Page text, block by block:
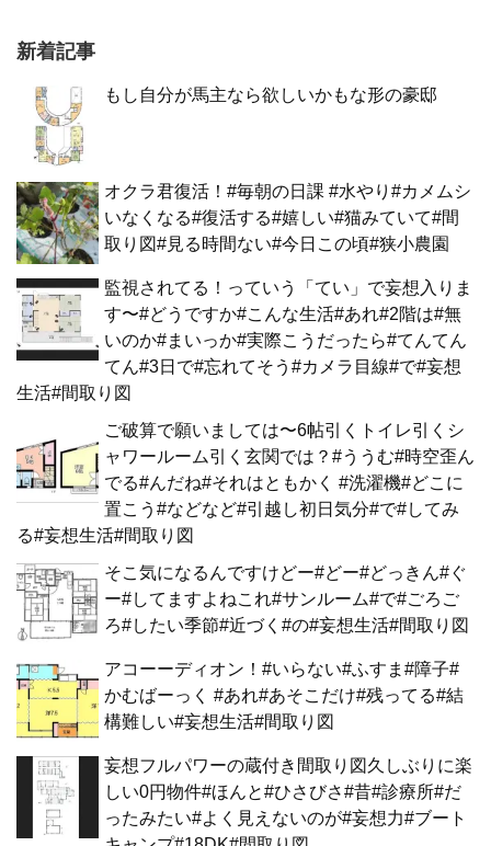
新着記事
もし自分が馬主なら欲しいかもな形の豪邸
オクラ君復活！#毎朝の日課 #水やり#カメムシ
いなくなる#復活する#嬉しい#猫みていて#間
取り図#見る時間ない#今日この頃#狭小農園
監視されてる！っていう「てい」で妄想入りま
す〜#どうですか#こんな生活#あれ#2階は#無
いのか#まいっか#実際こうだったら#てんてん
てん#3日で#忘れてそう#カメラ目線#で#妄想
生活#間取り図
ご破算で願いましては〜6帖引くトイレ引くシ
ャワールーム引く玄関では？#ううむ#時空歪ん
でる#んだね#それはともかく #洗濯機#どこに
置こう#などなど#引越し初日気分#で#してみ
る#妄想生活#間取り図
そこ気になるんですけどー#どー#どっきん#ぐ
ー#してますよねこれ#サンルーム#で#ごろご
ろ#したい季節#近づく#の#妄想生活#間取り図
アコーーディオン！#いらない#ふすま#障子#
かむばーっく #あれ#あそこだけ#残ってる#結
構難しい#妄想生活#間取り図
妄想フルパワーの蔵付き間取り図久しぶりに楽
しい0円物件#ほんと#ひさびさ#昔#診療所#だ
ったみたい#よく見えないのが#妄想力#ブート